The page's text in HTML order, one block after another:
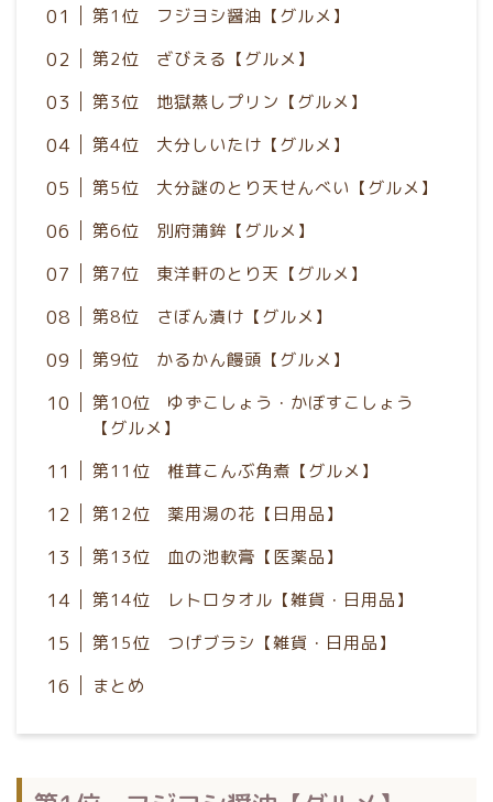
第1位 フジヨシ醤油【グルメ】
第2位 ざびえる【グルメ】
第3位 地獄蒸しプリン【グルメ】
第4位 大分しいたけ【グルメ】
第5位 大分謎のとり天せんべい【グルメ】
第6位 別府蒲鉾【グルメ】
第7位 東洋軒のとり天【グルメ】
第8位 さぼん漬け【グルメ】
第9位 かるかん饅頭【グルメ】
第10位 ゆずこしょう・かぼすこしょう
【グルメ】
第11位 椎茸こんぶ角煮【グルメ】
第12位 薬用湯の花【日用品】
第13位 血の池軟膏【医薬品】
第14位 レトロタオル【雑貨・日用品】
第15位 つげブラシ【雑貨・日用品】
まとめ